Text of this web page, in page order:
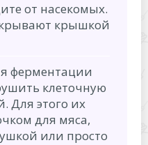
от насекомых.
крышкой
ферментации
клеточную
Для этого их
для мяса,
или просто